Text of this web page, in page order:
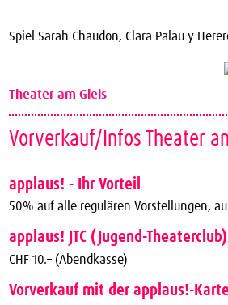
Spiel Sarah Chaudon, Clara Palau y
Theater am Gleis
Vorverkauf/Infos Theater
applaus! - Ihr Vorteil
50% auf alle regulären Vorstellungen,
applaus! JTC (Jugend-Theaterclub)
CHF 10.– (Abendkasse)
Vorverkauf mit der applaus!-